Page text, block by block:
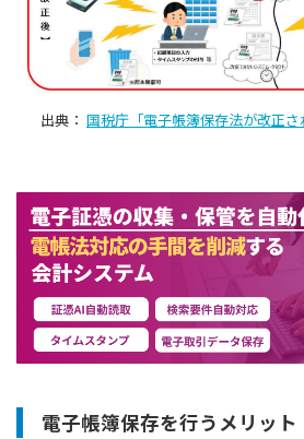
出典： 国税庁「電子帳簿保存法が改正さ
電子帳簿保存を行うメリット